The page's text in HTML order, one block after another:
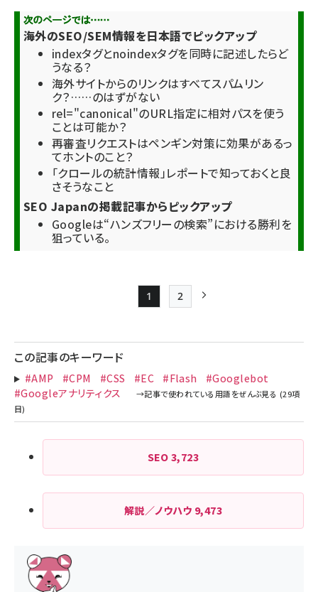
海外のSEO/SEM情報を日本語でピックアップ
indexタグとnoindexタグを同時に記述したらど
うなる？
海外サイトからのリンクはすべてスパムリン
ク？……のはずがない
rel="canonical"のURL指定に相対パスを使う
ことは可能か？
再審査リクエストはペンギン対策に効果があるっ
てホントのこと？
「クロールの統計情報」レポートで知っておくと良
さそうなこと
SEO Japanの掲載記事からピックアップ
Googleは“ハンズフリーの検索”における勝利を
狙っている。
送
り
Page
1
Page
2
この記事のキーワード
#AMP #CPM #CSS #EC #Flash
#Googlebot
#Googleアナリティクス
SEO 3,723
解説／ノウハウ 9,473